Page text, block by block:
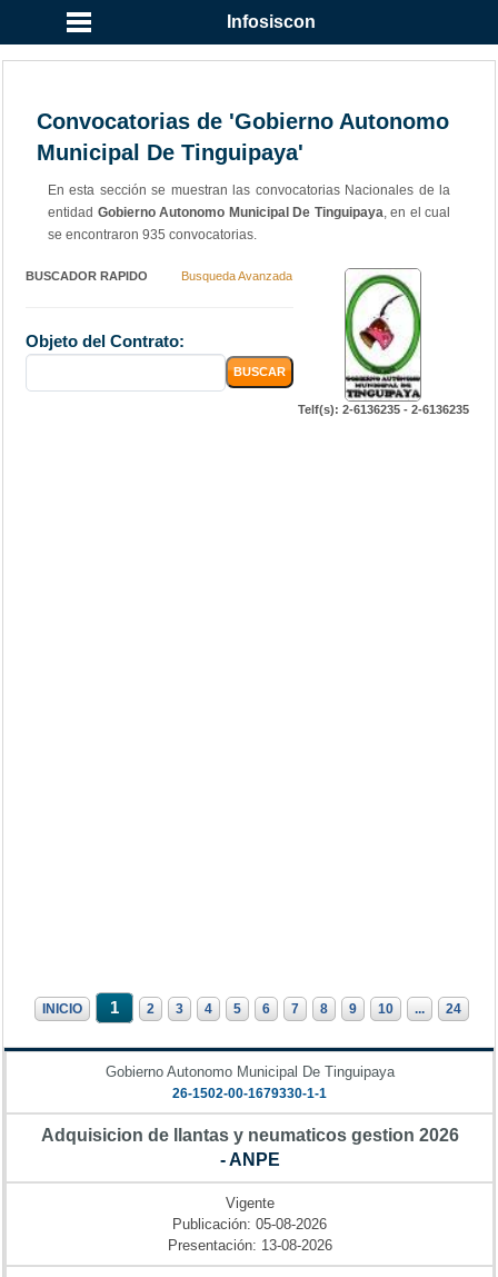
Infosiscon
Convocatorias de 'Gobierno Autonomo
Municipal De Tinguipaya'
En esta sección se muestran las convocatorias Nacionales de la
entidad Gobierno Autonomo Municipal De Tinguipaya, en el cual
se encontraron 935 convocatorias.
BUSCADOR RAPIDO Busqueda Avanzada
Objeto del Contrato:
Telf(s): 2-6136235 - 2-6136235
INICIO 1 2 3 4 5 6 7 8 9 10 ... 24
Gobierno Autonomo Municipal De Tinguipaya
26-1502-00-1679330-1-1
Adquisicion de llantas y neumaticos gestion 2026
- ANPE
Vigente
Publicación: 05-08-2026
Presentación: 13-08-2026